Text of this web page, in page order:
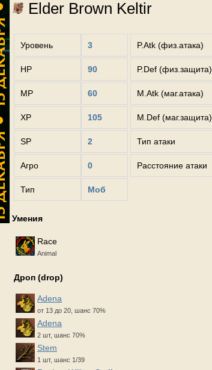
Elder Brown Keltir
Уровень 3
HP 90
MP 60
XP 105
SP 2
Агро 0
Тип Моб
P.Atk (физ.атака)
P.Def (физ.защита)
M.Atk (маг.атака)
M.Def (маг.защита)
Тип атаки
Расстояние атаки
Умения
Race
Animal
Дроп (drop)
Adena
от 13 до 20, шанс 70%
Adena
2 шт, шанс 70%
Stem
1 шт, шанс 1/39